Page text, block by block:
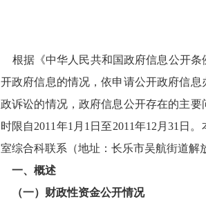
根据《中华人民共和国政府信息公开条
开政府信息的情况，依申请公开政府信
政诉讼的情况，政府信息公开存在的主
时限自2011年1月1日至2011年12月31日
室综合科联系（地址：长乐市吴航街道解
一、概述
（一）财政性资金公开情况